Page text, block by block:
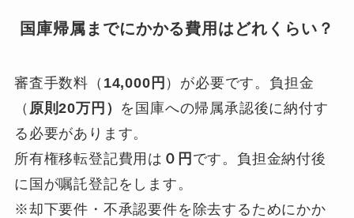
国庫帰属までにかかる費用はどれくらい？
審査手数料（ 14,000円 ）が必要です。負担金
（ 原則20万円） を国庫への帰属承認後に納付す
る必要があります。
所有権移転登記費用は ０円 です。負担金納付後
に国が嘱託登記をします。
※却下要件・不承認要件を除去するためにかか